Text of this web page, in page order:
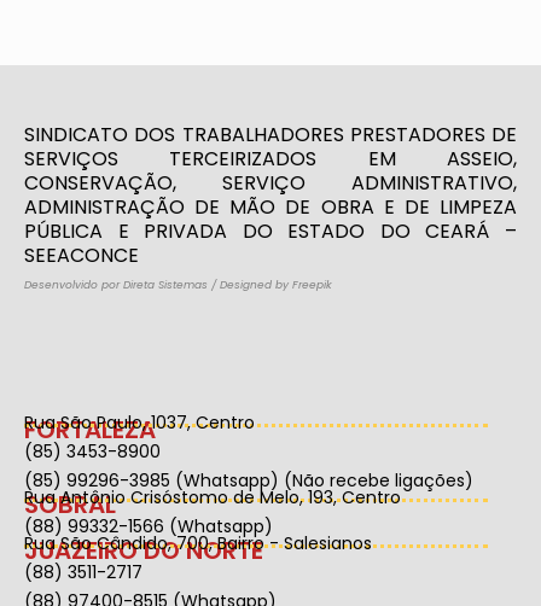
SINDICATO DOS TRABALHADORES PRESTADORES DE
SERVIÇOS TERCEIRIZADOS EM ASSEIO,
CONSERVAÇÃO, SERVIÇO ADMINISTRATIVO,
ADMINISTRAÇÃO DE MÃO DE OBRA E DE LIMPEZA
PÚBLICA E PRIVADA DO ESTADO DO CEARÁ –
SEEACONCE
Desenvolvido por Direta Sistemas / Designed by Freepik
FORTALEZA
Rua São Paulo, 1037, Centro
(85) 3453-8900
(85) 99296-3985 (Whatsapp) (Não recebe ligações)
SOBRAL
Rua Antônio Crisóstomo de Melo, 193, Centro
(88) 99332-1566 (Whatsapp)
JUAZEIRO DO NORTE
Rua São Cândido, 700, Bairro - Salesianos
(88) 3511-2717